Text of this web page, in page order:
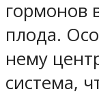
гормонов
плода.
нему
система,